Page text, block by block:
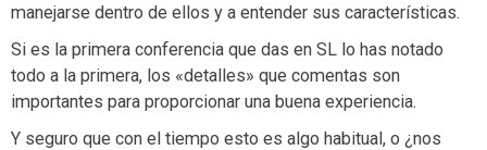
manejarse dentro de ellos y a entender sus características.
Si es la primera conferencia que das en SL lo has notado
todo a la primera, los «detalles» que comentas son
importantes para proporcionar una buena experiencia.
Y seguro que con el tiempo esto es algo habitual, o ¿nos